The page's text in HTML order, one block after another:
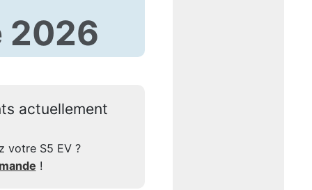
2026
actuellement
votre S5 EV ?
!